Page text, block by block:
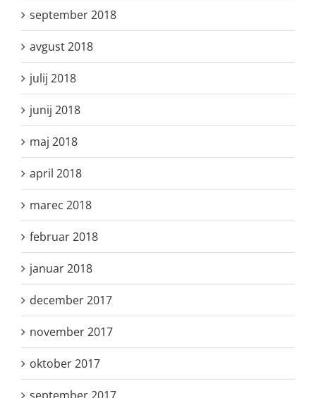
september 2018
avgust 2018
julij 2018
junij 2018
maj 2018
april 2018
marec 2018
februar 2018
januar 2018
december 2017
november 2017
oktober 2017